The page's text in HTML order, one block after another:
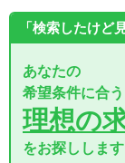
「検索したけど
あなたの
希望条件に合う
理想の
をお探しします